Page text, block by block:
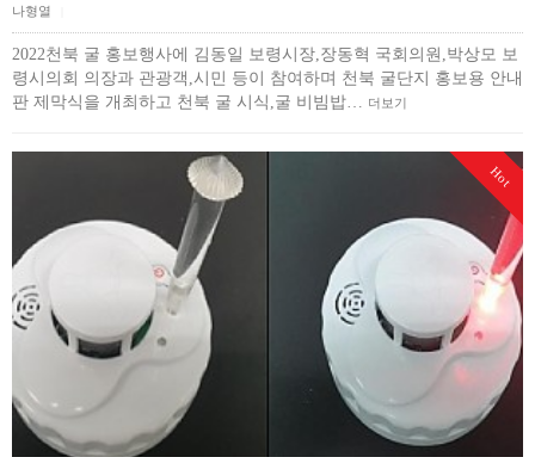
나형열
2022천북 굴 홍보행사에 김동일 보령시장,장동혁 국회의원,박상모 보
령시의회 의장과 관광객,시민 등이 참여하며 천북 굴단지 홍보용 안내
판 제막식을 개최하고 천북 굴 시식,굴 비빔밥…
더보기
Hot